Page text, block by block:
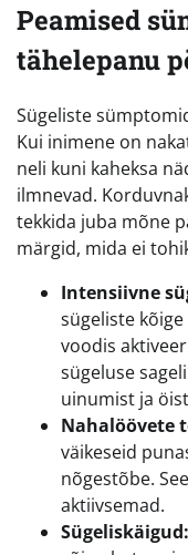
Peamised
tähelepanu
Sügeliste
Kui inimene on
neli kuni kaheksa
ilmnevad.
tekkida juba mõne
märgid, mida ei
Intensiivne
sügeliste
voodis
sügeluse
uinumist ja
Nahalöövete
väikeseid
nõgestõbe.
aktiivsemad.
Sügeliskäigud: